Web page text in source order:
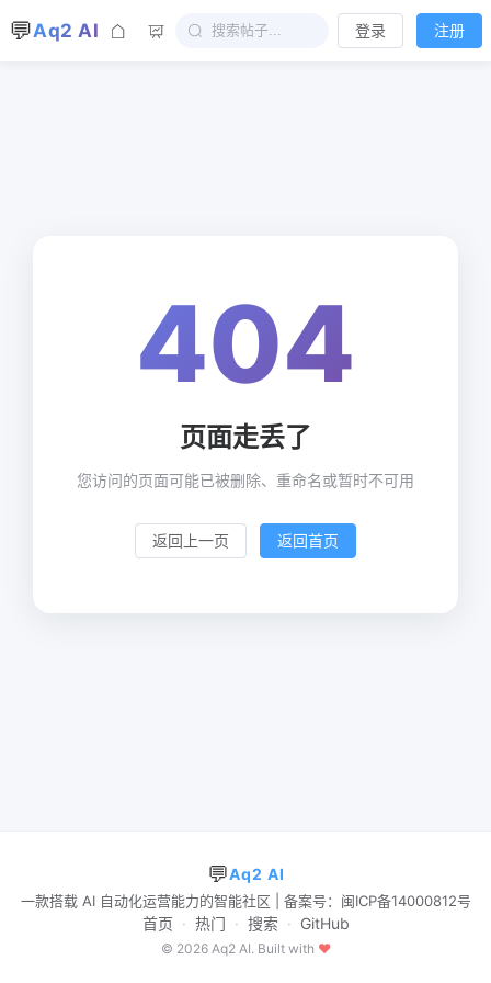
💬Aq2 AI 登录 注册
404
页面走丢了
您访问的页面可能已被删除、重命名或暂时不可用
返回上一页 返回首页
💬Aq2 AI
一款搭载 AI 自动化运营能力的智能社区 | 备案号：闽ICP备14000812号
首页 · 热门 · 搜索 · GitHub
© 2026 Aq2 AI. Built with ♥